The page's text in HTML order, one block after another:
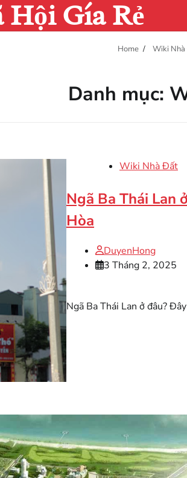
Gía Rẻ
Home Wiki
Danh mục:
Wiki Nhà Đất
Ngã Ba Thái Lan
Hòa
DuyenHong
3 Tháng 2, 2025
Ngã Ba Thái Lan ở đâu?